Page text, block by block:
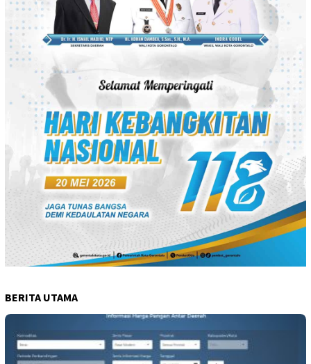
BERITA UTAMA